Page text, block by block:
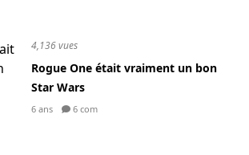
4,136 vues
Rogue One était vraiment un bon
Star Wars
6 ans 6 com